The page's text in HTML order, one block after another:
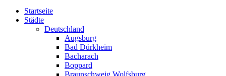
Startseite
Städte
Deutschland
Augsburg
Bad Dürkheim
Bacharach
Boppard